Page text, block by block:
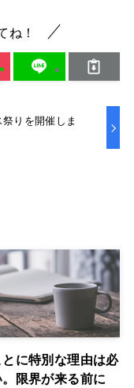
ね！
祭りを開催しま
に特別な理由は必
限界が来る前に